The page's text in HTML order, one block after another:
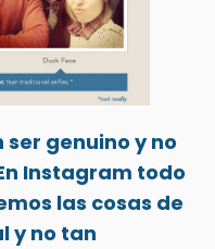
genuino y no
Instagram todo
las cosas de
y no tan